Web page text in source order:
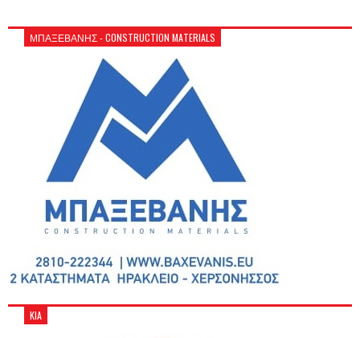
ΜΠΑΞΕΒΑΝΗΣ - CONSTRUCTION MATERIALS
KIA